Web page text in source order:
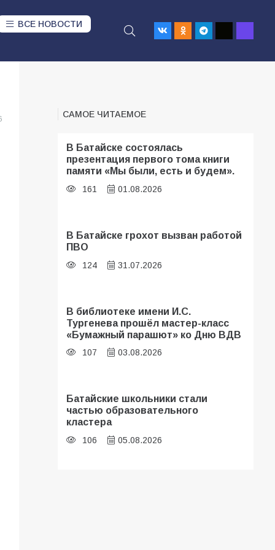
ВСЕ НОВОСТИ
САМОЕ ЧИТАЕМОЕ
В Батайске состоялась
презентация первого тома книги
памяти «Мы были, есть и будем».
161 01.08.2026
В Батайске грохот вызван работой
ПВО
124 31.07.2026
В библиотеке имени И.С.
Тургенева прошёл мастер-класс
«Бумажный парашют» ко Дню ВДВ
107 03.08.2026
Батайские школьники стали
частью образовательного
кластера
106 05.08.2026